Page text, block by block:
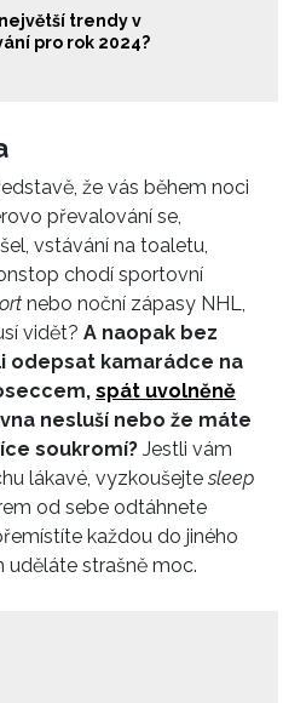
trendy v
pro rok 2024?
že vás během noci
převalování se,
vstávání na toaletu,
chodí sportovní
nebo noční zápasy NHL,
vidět? A naopak bez
odepsat kamarádce na
spát uvolněně
nesluší nebo že máte
soukromí? Jestli vám
lákavé, vyzkoušejtesleep
od sebe odtáhnete
každou do jiného
uděláte strašně moc.